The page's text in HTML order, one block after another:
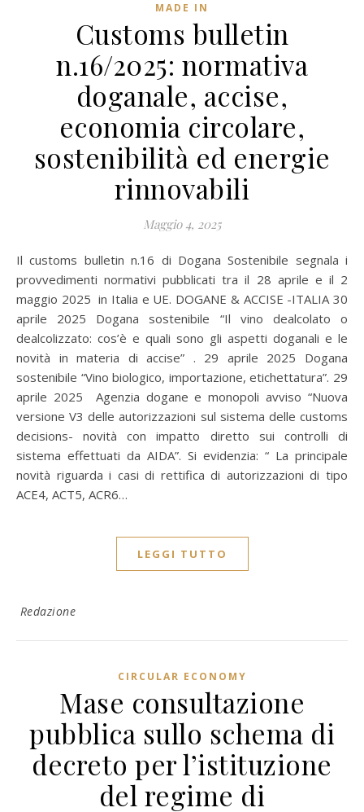
MADE IN
Customs bulletin
n.16/2025: normativa
doganale, accise,
economia circolare,
sostenibilità ed energie
rinnovabili
Maggio 4, 2025
Il customs bulletin n.16 di Dogana Sostenibile segnala i
provvedimenti normativi pubblicati tra il 28 aprile e il 2
maggio 2025 in Italia e UE. DOGANE & ACCISE -ITALIA 30
aprile 2025 Dogana sostenibile “Il vino dealcolato o
dealcolizzato: cos’è e quali sono gli aspetti doganali e le
novità in materia di accise” . 29 aprile 2025 Dogana
sostenibile “Vino biologico, importazione, etichettatura”. 29
aprile 2025 Agenzia dogane e monopoli avviso “Nuova
versione V3 delle autorizzazioni sul sistema delle customs
decisions- novità con impatto diretto sui controlli di
sistema effettuati da AIDA”. Si evidenzia: “ La principale
novità riguarda i casi di rettifica di autorizzazioni di tipo
ACE4, ACT5, ACR6…
LEGGI TUTTO
Redazione
CIRCULAR ECONOMY
Mase consultazione
pubblica sullo schema di
decreto per l’istituzione
del regime di